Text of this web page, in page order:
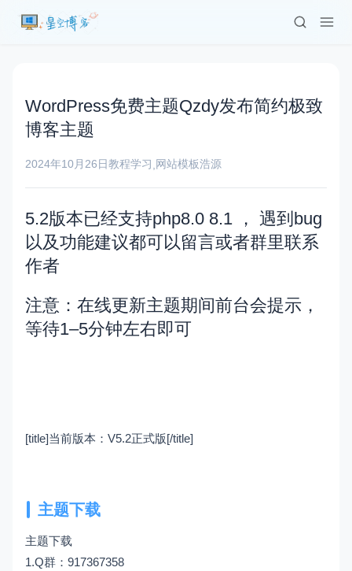
WordPress免费主题Qzdy发布简约极致
博客主题
2024年10月26日教程学习 网站模板浩源
5.2版本已经支持php8.0 8.1 ， 遇到bug
以及功能建议都可以留言或者群里联系
作者
注意：在线更新主题期间前台会提示，
等待1–5分钟左右即可
[title]当前版本：V5.2正式版[/title]
主题下载
主题下载
1.Q群：917367358